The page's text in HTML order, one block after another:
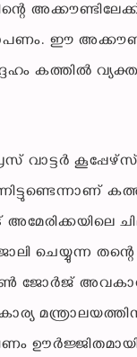
ഈ അക്കൗണ്ട്
കത്തിൽ
വാട്ടർ
ജോലി
ജോർജ്